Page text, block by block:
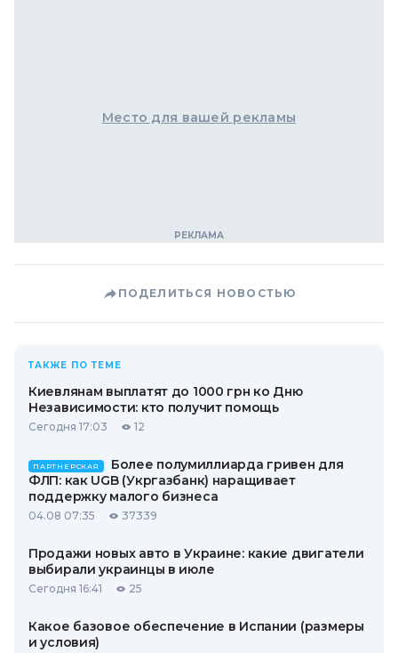
Место для вашей рекламы
ПОДЕЛИТЬСЯ НОВОСТЬЮ
ТАКЖЕ ПО ТЕМЕ
Киевлянам выплатят до 1000 грн ко Дню
Независимости: кто получит помощь
Сегодня 17:03 12
ПАРТНЕРСКАЯ
Более полумиллиарда гривен для
ФЛП: как UGB (Укргазбанк) наращивает
поддержку малого бизнеса
04.08 07:35 37339
Продажи новых авто в Украине: какие двигатели
выбирали украинцы в июле
Сегодня 16:41 25
Какое базовое обеспечение в Испании (размеры
и условия)